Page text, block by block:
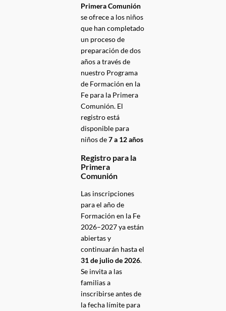
Primera Comunión
se ofrece a los niños
que han completado
un proceso de
preparación de dos
años a través de
nuestro Programa
de Formación en la
Fe para la Primera
Comunión. El
registro está
disponible para
niños de7 a 12 años
Registro para la
Primera
Comunión
Las inscripciones
para el año de
Formación en la Fe
2026–2027 ya están
abiertas y
continuarán hasta el
31 de julio de 2026.
Se invita a las
familias a
inscribirse antes de
la fecha límite para